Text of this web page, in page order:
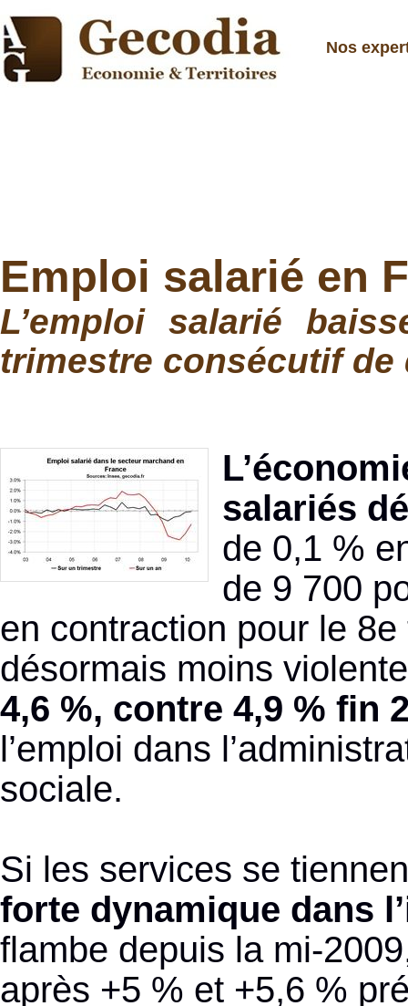
Nos
Emploi salarié en
L’emploi salarié
trimestre consécutif de
salariés
de 0,1 %
de 9 700
en contraction pour le
désormais moins
4,6 %, contre 4,9 % fin
l’emploi dans
sociale.
Si les services se
forte dynamique dans
flambe depuis la mi-
après +5 % et +5,6 %